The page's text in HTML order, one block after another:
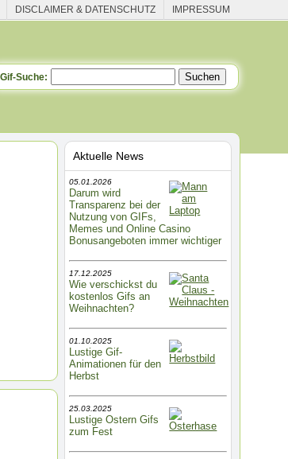
DISCLAIMER & DATENSCHUTZ IMPRESSUM
Gif-Suche:
Aktuelle News
05.01.2026
Darum wird
Transparenz bei der
Nutzung von GIFs,
Memes und Online Casino
Bonusangeboten immer wichtiger
17.12.2025
Wie verschickst du
kostenlos Gifs an
Weihnachten?
01.10.2025
Lustige Gif-
Animationen für den
Herbst
25.03.2025
Lustige Ostern Gifs
zum Fest